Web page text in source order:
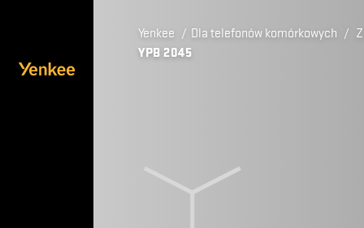
Yenkee / Dla telefonów komórkowych /
YPB 2045